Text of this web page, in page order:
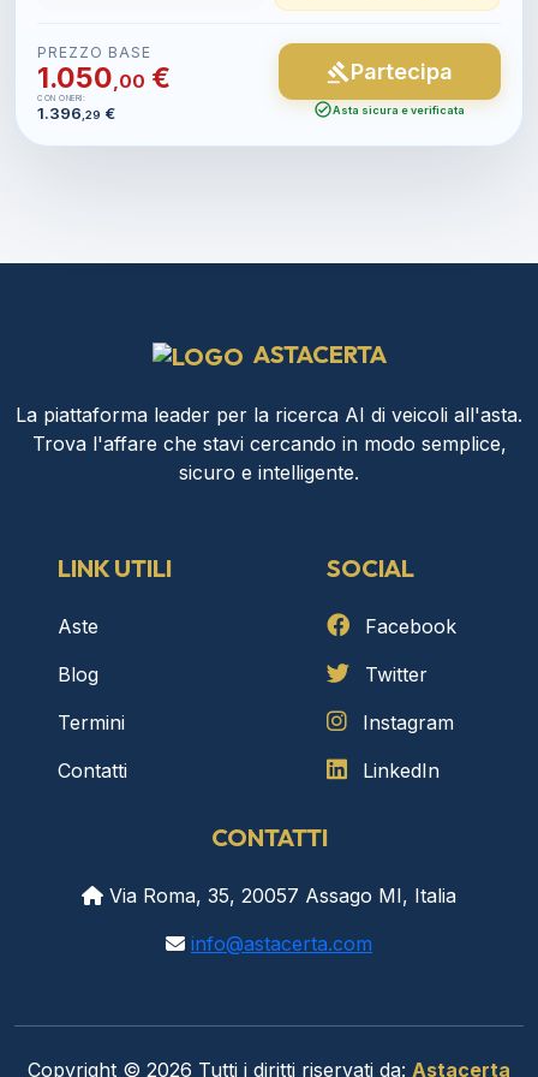
PREZZO BASE
1.050,00 €
CON ONERI:
1.396 ,29 €
gavel Partecipa
check_circleAsta sicura e verificata
ASTACERTA
La piattaforma leader per la ricerca AI di veicoli all'asta.
Trova l'affare che stavi cercando in modo semplice,
sicuro e intelligente.
LINK UTILI
Aste
Blog
Termini
Contatti
SOCIAL
Facebook
Twitter
Instagram
LinkedIn
CONTATTI
Via Roma, 35, 20057 Assago MI, Italia
info@astacerta.com
Copyright © 2026 Tutti i diritti riservati da: Astacerta